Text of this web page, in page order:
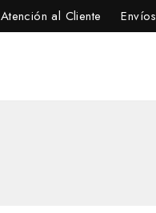
Atención al Cliente Envíos